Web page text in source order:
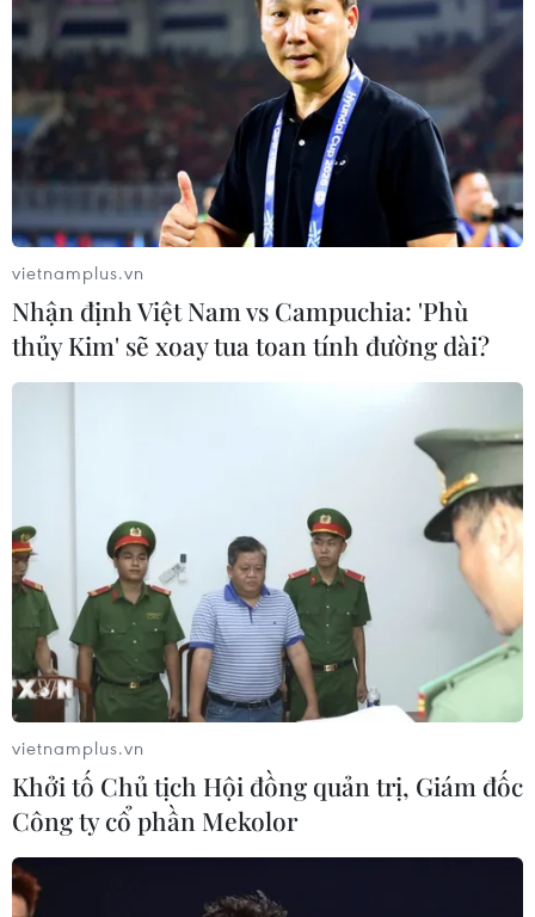
Việt Nam thúc đẩy hợp tác với Tổ chức
Quốc tế Pháp ngữ
13/03/2026 11:37
Việt Nam khẳng định luôn là thành viên tích cực của Tổ
chức Quốc tế Pháp ngữ, mong muốn tăng cường hợp
tác với OIF trong các lĩnh vực giáo dục, kinh tế, chuyển
đổi số và gìn giữ hòa bình.
vietnamplus.vn
Nhận định Việt Nam vs Campuchia: 'Phù
thủy Kim' sẽ xoay tua toan tính đường dài?
vietnamplus.vn
Khởi tố Chủ tịch Hội đồng quản trị, Giám đốc
Công ty cổ phần Mekolor